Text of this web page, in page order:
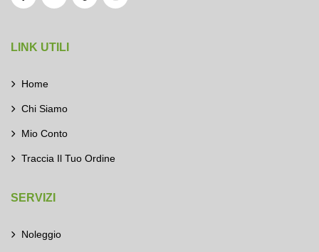
LINK UTILI
Home
Chi Siamo
Mio Conto
Traccia Il Tuo Ordine
SERVIZI
Noleggio